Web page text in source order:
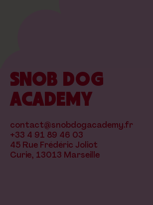
SNOB DOG
ACADEMY
contact@snobdogacademy.fr
+33 4 91 89 46 03
45 Rue Frédéric Joliot
Curie, 13013 Marseille